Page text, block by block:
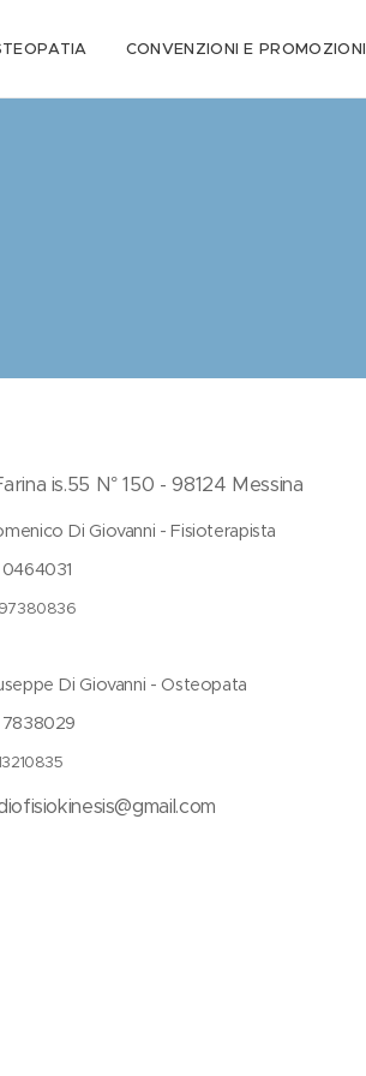
CONVENZIONI E PROMOZIONI
is.55 N° 150 - 98124 Messina
Di Giovanni - Fisioterapista
Di Giovanni - Osteopata